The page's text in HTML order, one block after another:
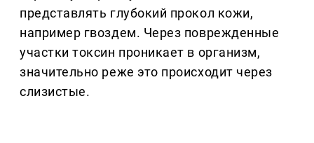
представлять глубокий прокол кожи,
например гвоздем. Через поврежденные
участки токсин проникает в организм,
значительно реже это происходит через
слизистые.